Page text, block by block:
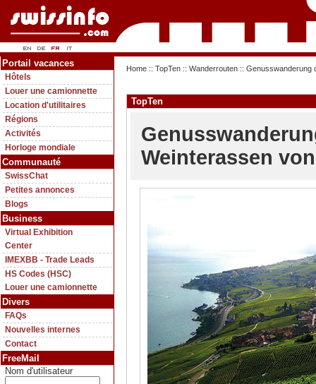
Portail vacances
Hôtels
Louer une camionnette
Location d'utilitaires
Régions
Activités
Horloge mondiale
Communauté
SwissChat
Petites annonces
Blogs
Business
Virtual Exhibition
Center
IMEXBB - Trade Leads
HS Codes (HSC)
Louer une camionnette
Divers
FAQs
Nouvelles internes
Contact
FreeMail
Nom d'utilisateur
Home :: TopTen :: Wanderrouten :: Genusswanderung
TopTen
Weinterassen